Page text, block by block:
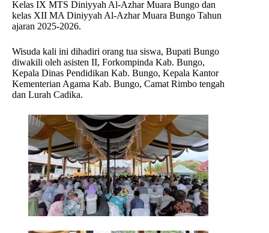
Kelas IX MTS Diniyyah Al-Azhar Muara Bungo dan
kelas XII MA Diniyyah Al-Azhar Muara Bungo Tahun
ajaran 2025-2026.
Wisuda kali ini dihadiri orang tua siswa, Bupati Bungo
diwakili oleh asisten II, Forkompinda Kab. Bungo,
Kepala Dinas Pendidikan Kab. Bungo, Kepala Kantor
Kementerian Agama Kab. Bungo, Camat Rimbo tengah
dan Lurah Cadika.